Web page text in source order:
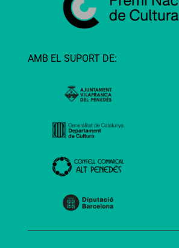
AMB EL SUPORT DE: